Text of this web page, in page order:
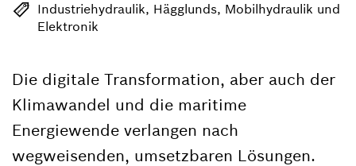
Industriehydraulik, Hägglunds, Mobilhydraulik und
Elektronik
Die digitale Transformation, aber auch der
Klimawandel und die maritime
Energiewende verlangen nach
wegweisenden, umsetzbaren Lösungen.